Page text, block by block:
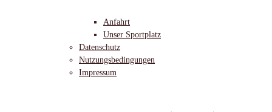
Anfahrt
Unser Sportplatz
Datenschutz
Nutzungsbedingungen
Impressum